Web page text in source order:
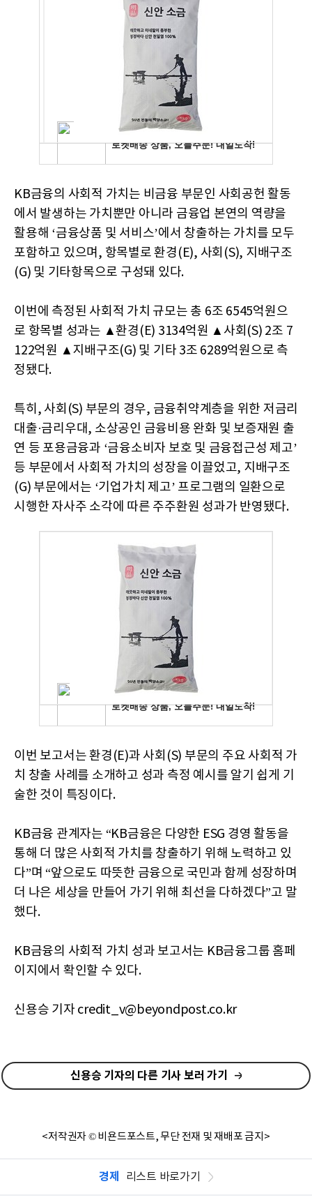
KB금융의 사회적 가치는 비금융 부문인 사회공헌 활동
에서 발생하는 가치뿐만 아니라 금융업 본연의 역량을
활용해 ‘금융상품 및 서비스’에서 창출하는 가치를 모두
포함하고 있으며, 항목별로 환경(E), 사회(S), 지배구조
(G) 및 기타항목으로 구성돼 있다.
이번에 측정된 사회적 가치 규모는 총 6조 6545억원으
로 항목별 성과는 ▲환경(E) 3134억원 ▲사회(S) 2조 7
122억원 ▲지배구조(G) 및 기타 3조 6289억원으로 측
정됐다.
특히, 사회(S) 부문의 경우, 금융취약계층을 위한 저금리
대출·금리우대, 소상공인 금융비용 완화 및 보증재원 출
연 등 포용금융과 ‘금융소비자 보호 및 금융접근성 제고’
등 부문에서 사회적 가치의 성장을 이끌었고, 지배구조
(G) 부문에서는 ‘기업가치 제고’ 프로그램의 일환으로
시행한 자사주 소각에 따른 주주환원 성과가 반영됐다.
이번 보고서는 환경(E)과 사회(S) 부문의 주요 사회적 가
치 창출 사례를 소개하고 성과 측정 예시를 알기 쉽게 기
술한 것이 특징이다.
KB금융 관계자는 “KB금융은 다양한 ESG 경영 활동을
통해 더 많은 사회적 가치를 창출하기 위해 노력하고 있
다”며 “앞으로도 따뜻한 금융으로 국민과 함께 성장하며
더 나은 세상을 만들어 가기 위해 최선을 다하겠다”고 말
했다.
KB금융의 사회적 가치 성과 보고서는 KB금융그룹 홈페
이지에서 확인할 수 있다.
신용승 기자 credit_v@beyondpost.co.kr
신용승 기자의 다른 기사 보러 가기
<저작권자 © 비욘드포스트, 무단 전재 및 재배포 금지>
경제 리스트 바로가기